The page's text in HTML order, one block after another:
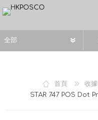
首頁 收
STAR 747 POS Dot